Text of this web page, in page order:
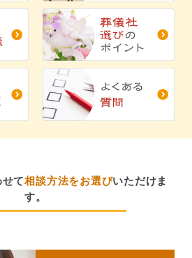
せて相談方法をお選びいただけま
す。